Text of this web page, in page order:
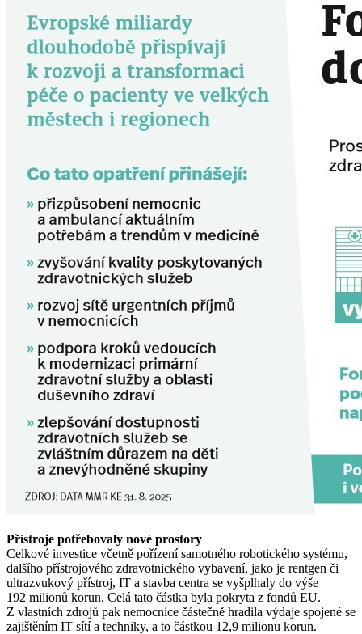
Přístroje potřebovaly nové prostory
Celkové investice včetně pořízení samotného robotického systému,
dalšího přístrojového zdravotnického vybavení, jako je rentgen či
ultrazvukový přístroj, IT a stavba centra se vyšplhaly do výše
192 milionů korun. Celá tato částka byla pokryta z fondů EU.
Z vlastních zdrojů pak nemocnice částečně hradila výdaje spojené se
zajištěním IT sítí a techniky, a to částkou 12,9 milionu korun.